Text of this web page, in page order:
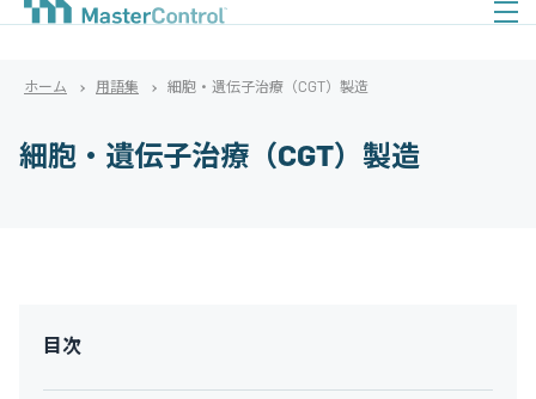
ホーム 用語集 細胞・遺伝子治療（CGT）製造
細胞・遺伝子治療（CGT）製造
目次